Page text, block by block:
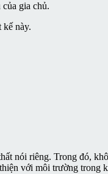
gia chủ.
kế này.
nói riêng. Trong đó,
với môi trường trong